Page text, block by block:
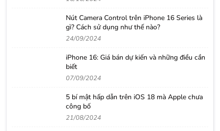
Nút Camera Control trên iPhone 16 Series là
gì? Cách sử dụng như thế nào?
24/09/2024
iPhone 16: Giá bán dự kiến và những điều cần
biết
07/09/2024
5 bí mật hấp dẫn trên iOS 18 mà Apple chưa
công bố
21/08/2024